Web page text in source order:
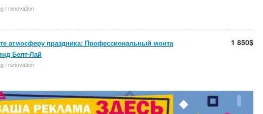
/ renovation
атмосферу праздника: Профессиональный монта
Белт-Лай
/ renovation
1 850$